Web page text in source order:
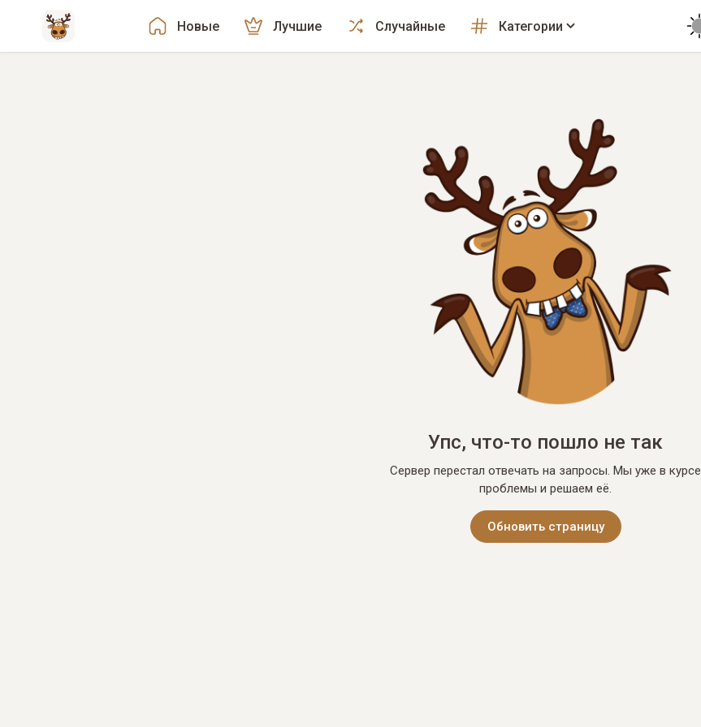
Новые Лучшие Случайные Категории
Упс, что-то пошло не так
Сервер перестал отвечать на запросы. Мы уже в курсе
проблемы и решаем её.
Обновить страницу